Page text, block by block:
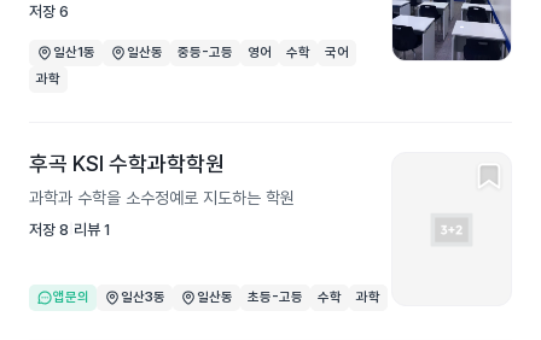
저장 6
일산1동 일산동 중등-고등 영어 수학
국어
과학
후곡 KSI 수학과학학원
과학과 수학을 소수정예로 지도하는 학원
저장 8 리뷰 1
앱문의 일산3동 일산동 초등-고등 수학 과학